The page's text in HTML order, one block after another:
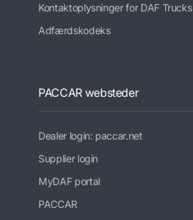
Kontaktoplysninger for DAF Trucks
Adfærdskodeks
PACCAR websteder
Dealer login: paccar.net
Supplier login
MyDAF portal
PACCAR